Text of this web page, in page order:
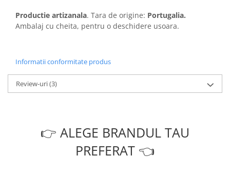
Productie artizanala. Tara de origine: Portugalia.
Ambalaj cu cheita, pentru o deschidere usoara.
Informatii conformitate produs
Review-uri(3)
👉 ALEGE BRANDUL TAU
PREFERAT 👈